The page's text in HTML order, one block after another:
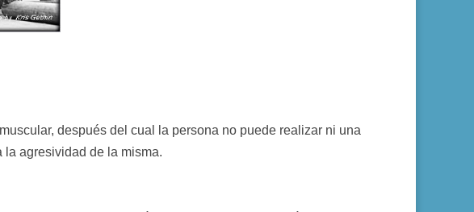
después del cual la persona no puede realizar ni una
la agresividad de la misma.